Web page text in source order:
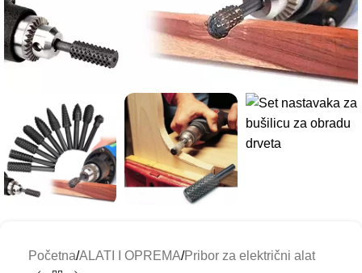
Početna/ALATI I OPREMA/Pribor za električni alat